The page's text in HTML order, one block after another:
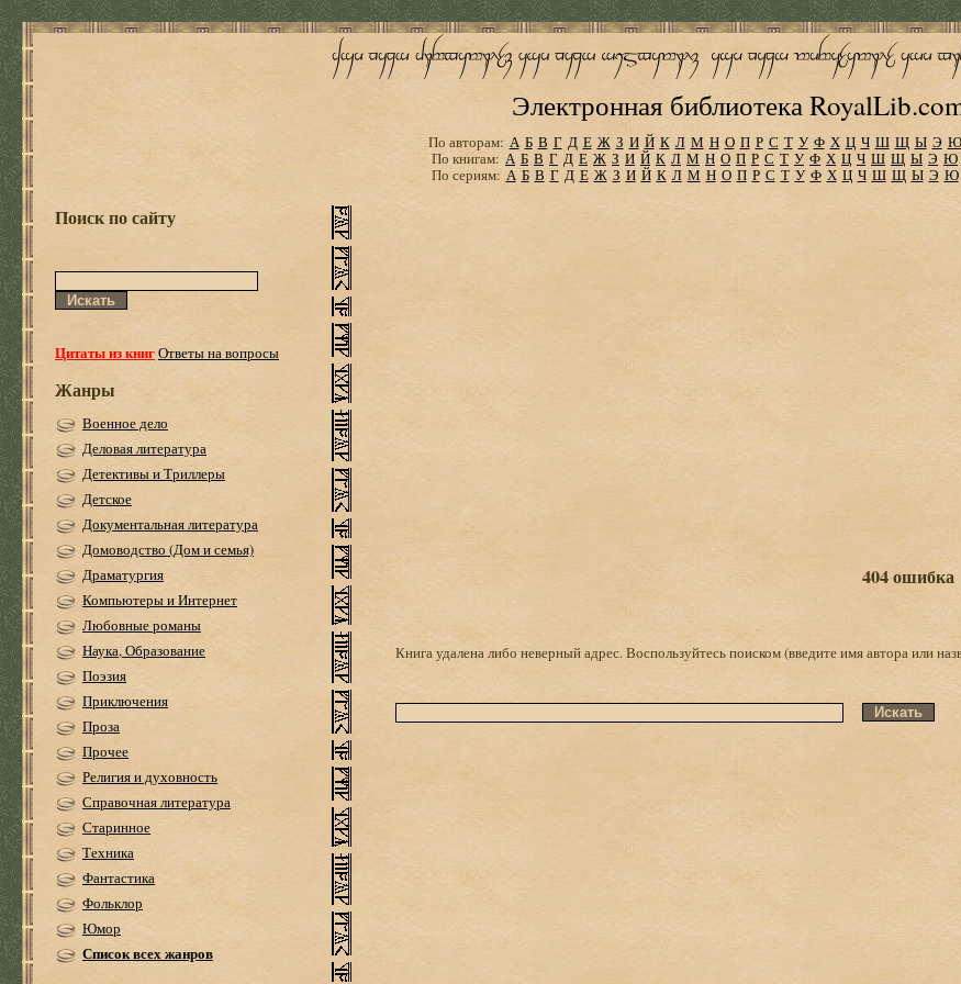
Электронная библиотека
По авторам: А Б В Г Д Е Ж З И Й К Л М Н О П Р С Т У Ф Х Ц Ч Ш Щ Ы Э Ю
По книгам: А Б В Г Д Е Ж З И Й К Л М Н О П Р С Т У Ф Х Ц Ч Ш Щ Ы Э Ю
По сериям: А Б В Г Д Е Ж З И Й К Л М Н О П Р С Т У Ф Х Ц Ч Ш Щ Ы Э Ю
Поиск по сайту
Цитаты из книгОтветы на вопросы
Жанры
Военное дело
Деловая литература
Детективы и Триллеры
Детское
Документальная литература
Домоводство (Дом и семья)
Драматургия
Компьютеры и Интернет
Любовные романы
Наука, Образование
Поэзия
Приключения
Проза
Прочее
Религия и духовность
Справочная литература
Старинное
Техника
Фантастика
Фольклор
Юмор
Список всех жанров
404 ошибка
Книга удалена либо неверный адрес. Воспользуйтесь поиском (введите имя автора или